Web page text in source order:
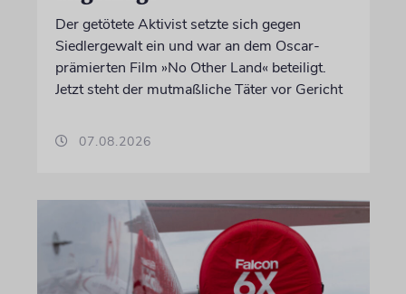
Der getötete Aktivist setzte sich gegen
Siedlergewalt ein und war an dem Oscar-
prämierten Film »No Other Land« beteiligt.
Jetzt steht der mutmaßliche Täter vor Gericht
07.08.2026